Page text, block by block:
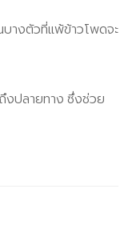
บางตัวที่แพ้ข้าวโพดจะ
งปลายทาง ซึ่งช่วย